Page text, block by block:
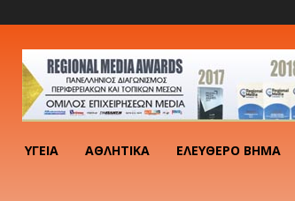
ΥΓΕΊΑ ΑΘΛΗΤΙΚΆ ΕΛΕΎΘΕΡΟ ΒΉΜΑ